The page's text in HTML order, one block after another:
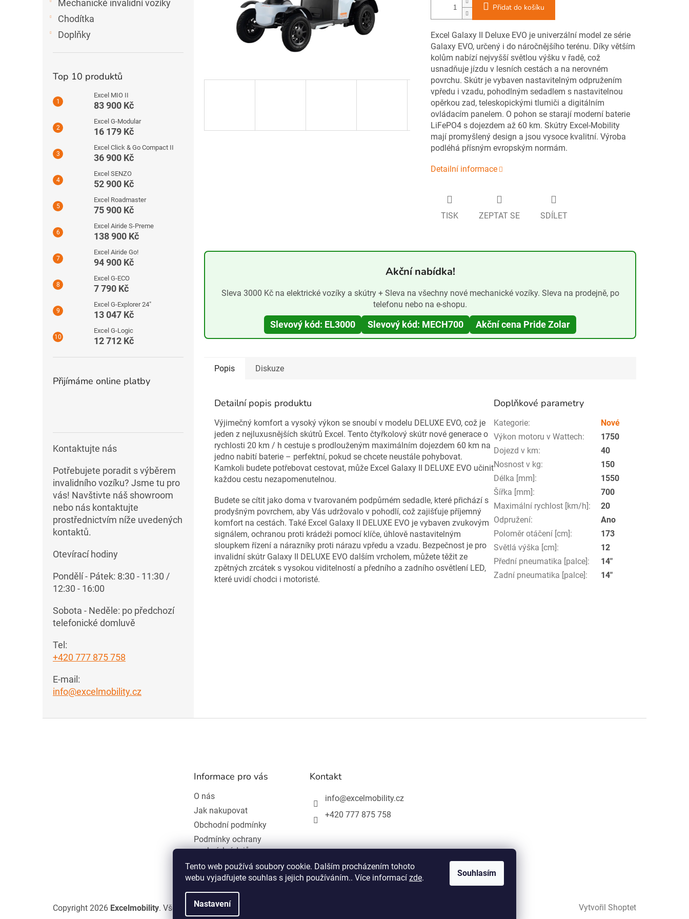
Tento web používá soubory cookie. Dalším procházením tohoto
webu vyjadřujete souhlas s jejich používáním.. Více informací zde.
Nastavení
Souhlasím
Mechanické invalidní vozíky
Chodítka
Doplňky
Top 10 produktů
Excel MIO II
83 900 Kč
Excel G-Modular
16 179 Kč
Excel Click & Go Compact II
36 900 Kč
Excel SENZO
52 900 Kč
Excel Roadmaster
75 900 Kč
Excel Airide S-Preme
138 900 Kč
Excel Airide Go!
94 900 Kč
Excel G-ECO
7 790 Kč
Excel G-Explorer 24″
13 047 Kč
Excel G-Logic
12 712 Kč
Přijímáme online platby
Kontaktujte nás
Potřebujete poradit s výběrem
invalidního vozíku? Jsme tu pro
vás! Navštivte náš showroom
nebo nás kontaktujte
prostřednictvím níže uvedených
kontaktů.
Otevírací hodiny
Pondělí - Pátek: 8:30 - 11:30 /
12:30 - 16:00
Sobota - Neděle: po předchozí
telefonické domluvě
Tel:
+420 777 875 758
E-mail:
info@excelmobility.cz
Přidat do košíku
Excel Galaxy II Deluxe EVO je univerzální model ze série
Galaxy EVO, určený i do náročnějšího terénu. Díky větším
kolům nabízí nejvyšší světlou výšku v řadě, což
usnadňuje jízdu v lesních cestách a na nerovném
povrchu. Skútr je vybaven nastavitelným odpružením
vpředu i vzadu, pohodlným sedadlem s nastavitelnou
opěrkou zad, teleskopickými tlumiči a digitálním
ovládacím panelem. O pohon se starají moderní baterie
LiFePO4 s dojezdem až 60 km. Skútry Excel-Mobility
mají promyšlený design a jsou vysoce kvalitní. Výroba
podléhá přísným evropským normám.
Detailní informace
TISK ZEPTAT SE SDÍLET
Akční nabídka!
Sleva 3000 Kč na elektrické vozíky a skútry + Sleva na všechny nové mechanické vozíky. Sleva na prodejně, po
telefonu nebo na e-shopu.
Slevový kód: EL3000 Slevový kód: MECH700 Akční cena Pride Zolar
Popis Diskuze
Detailní popis produktu
Výjimečný komfort a vysoký výkon se snoubí v modelu DELUXE EVO, což je
jeden z nejluxusnějších skútrů Excel. Tento čtyřkolový skútr nové generace o
rychlosti 20 km / h cestuje s prodlouženým maximálním dojezdem 60 km na
jedno nabití baterie – perfektní, pokud se chcete neustále pohybovat.
Kamkoli budete potřebovat cestovat, může Excel Galaxy II DELUXE EVO učinit
každou cestu nezapomenutelnou.
Budete se cítit jako doma v tvarovaném podpůrném sedadle, které přichází s
prodyšným povrchem, aby Vás udržovalo v pohodlí, což zajišťuje příjemný
komfort na cestách. Také Excel Galaxy II DELUXE EVO je vybaven zvukovým
signálem, ochranou proti krádeži pomocí klíče, úhlově nastavitelným
sloupkem řízení a nárazníky proti nárazu vpředu a vzadu. Bezpečnost je pro
invalidní skútr Galaxy II DELUXE EVO dalším vrcholem, můžete těžit ze
zpětných zrcátek s vysokou viditelností a předního a zadního osvětlení LED,
které uvidí chodci i motoristé.
Doplňkové parametry
Kategorie:
Nové
Výkon motoru v Wattech:
1750
Dojezd v km:
40
Nosnost v kg:
150
Délka [mm]:
1550
Šířka [mm]:
700
Maximální rychlost [km/h]:
20
Odpružení:
Ano
Poloměr otáčení [cm]:
173
Světlá výška [cm]:
12
Přední pneumatika [palce]:
14"
Zadní pneumatika [palce]: 14"
Informace pro vás
O nás
Jak nakupovat
Obchodní podmínky
Podmínky ochrany
osobních údajů
Odstoupení od smlouvy
Kontakt
info@excelmobility.cz
+420 777 875 758
Vytvořil Shoptet
Copyright 2026 Excelmobility. Všechna práva vyhrazena.